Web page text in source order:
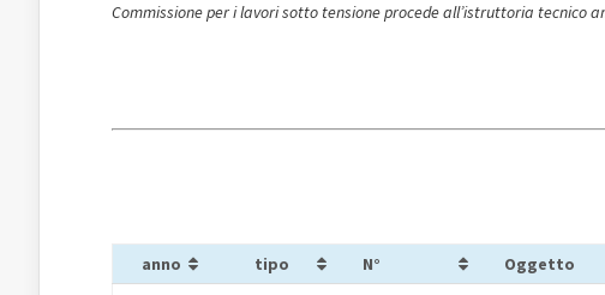
Commissione per i lavori sotto tensione procede all’istruttoria
anno
tipo N° Oggetto